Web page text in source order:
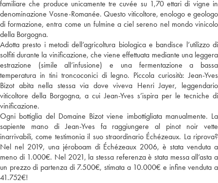
familiare che produce unicamente tre cuvée su 1,70 ettari di vigne in
denominazione Vosne-Romanée. Questo viticoltore, enologo e geologo
di formazione, entra come un fulmine a ciel sereno nel mondo vinicolo
della Borgogna.
Adotta presto i metodi dell’agricoltura biologica e bandisce l’utilizzo di
solfiti durante la vinificazione, che viene effettuata mediante una leggera
estrazione (simile all’infusione) e una fermentazione a bassa
temperatura in tini troncoconici di legno. Piccola curiosità: Jean-Yves
Bizot abita nella stessa via dove viveva Henri Jayer, leggendario
viticoltore della Borgogna, a cui Jean-Yves s’ispira per le tecniche di
vinificazione.
Ogni bottiglia del Domaine Bizot viene imbottigliata manualmente. La
sapiente mano di Jean-Yves fa raggiungere al pinot noir vette
inarrivabili, come testimonia il suo straordinario Échézeaux. La riprova?
Nel nel 2019, una jéroboam di Échézeaux 2006, è stata venduta a
meno di 1.000€. Nel 2021, la stessa referenza è stata messa all’asta a
un prezzo di partenza di 7.500€, stimata a 10.000€ e infine venduta a
41.752€!